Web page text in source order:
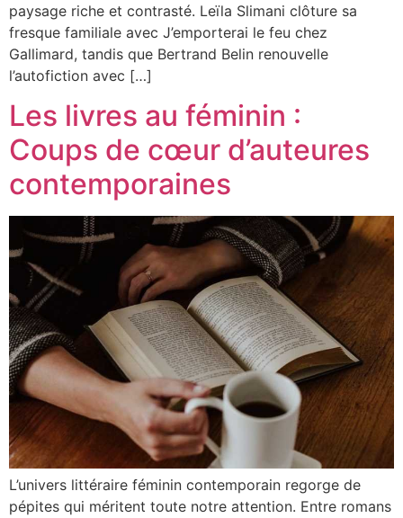
paysage riche et contrasté. Leïla Slimani clôture sa
fresque familiale avec J’emporterai le feu chez
Gallimard, tandis que Bertrand Belin renouvelle
l’autofiction avec […]
Les livres au féminin :
Coups de cœur d’auteures
contemporaines
L’univers littéraire féminin contemporain regorge de
pépites qui méritent toute notre attention. Entre romans